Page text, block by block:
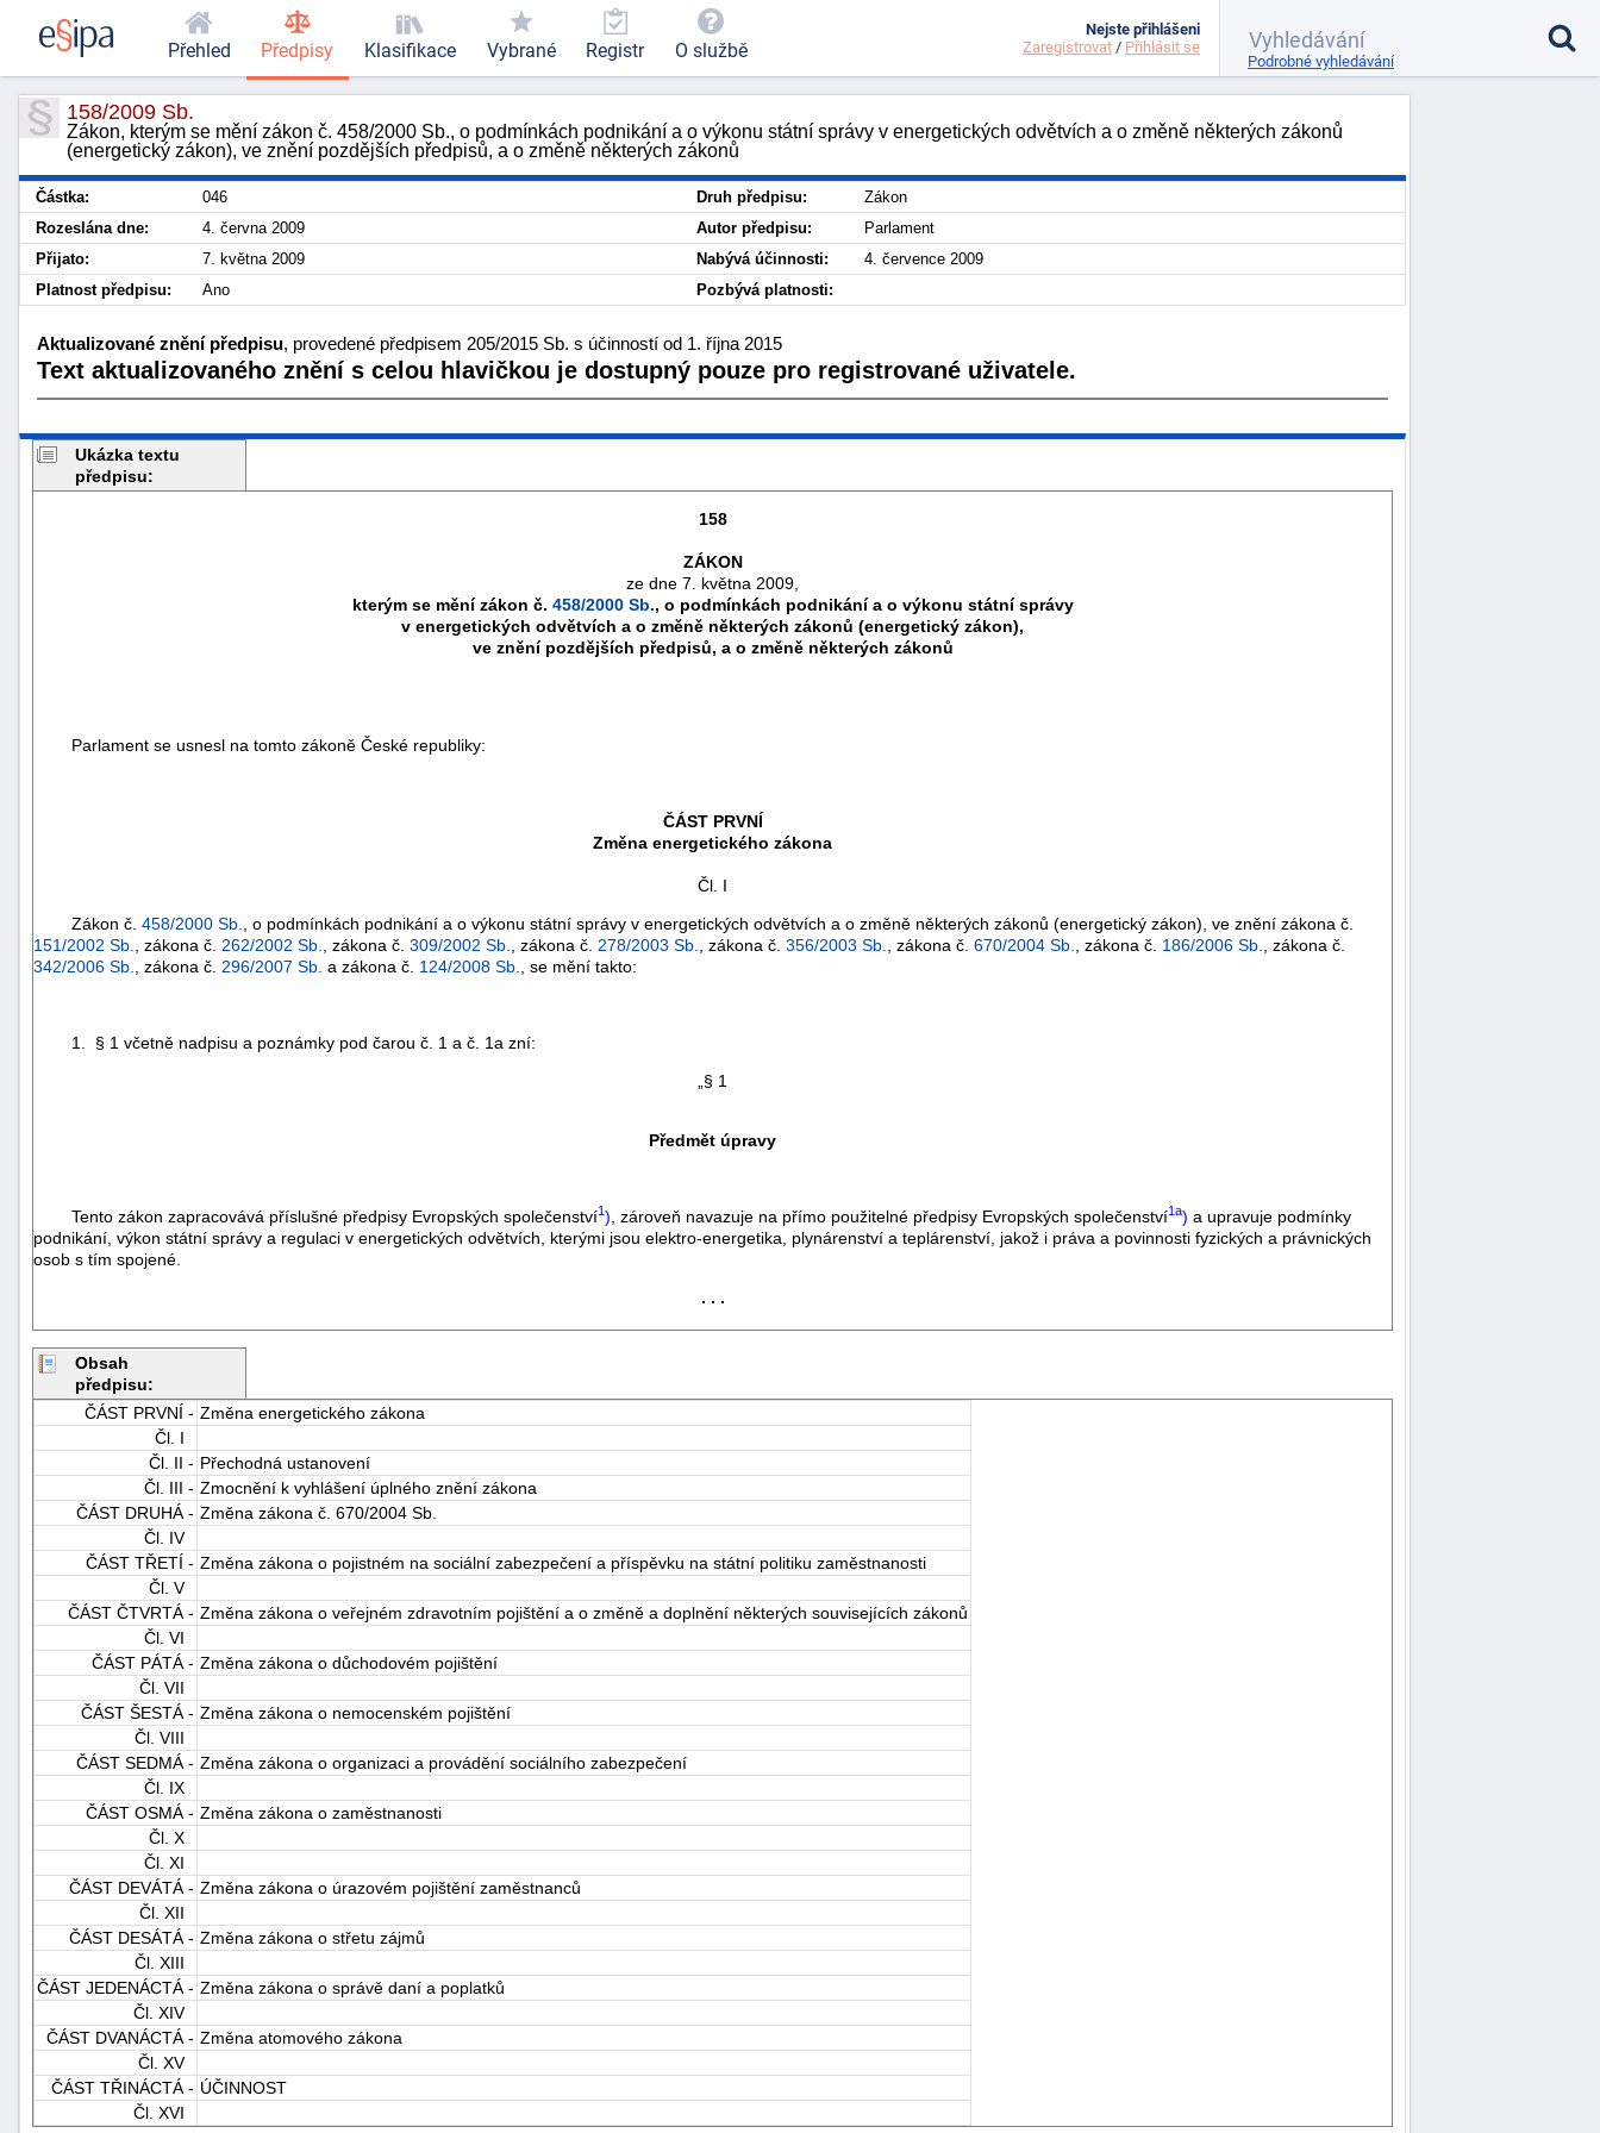
158/2009 Sb.
Zákon, kterým se mění zákon č. 458/2000 Sb., o podmínkách podnikání a o výkonu státní správy v energetických odvětvích a o změně některých zákonů
(energetický zákon), ve znění pozdějších předpisů, a o změně některých zákonů
Částka: 046 Druh předpisu:
Zákon
Rozeslána dne:
4. června 2009 Autor předpisu:
Parlament
Přijato:
7. května 2009 Nabývá účinnosti:
4. července 2009
Platnost předpisu:
Ano Pozbývá platnosti:
Aktualizované znění předpisu, provedené předpisem 205/2015 Sb. s účinností od 1. října 2015
Text aktualizovaného znění s celou hlavičkou je dostupný pouze pro registrované uživatele.
Ukázka textu
předpisu:
158
ZÁKON
ze dne 7. května 2009,
kterým se mění zákon č. 458/2000 Sb., o podmínkách podnikání a o výkonu státní správy
v energetických odvětvích a o změně některých zákonů (energetický zákon),
ve znění pozdějších předpisů, a o změně některých zákonů
Parlament se usnesl na tomto zákoně České republiky:
ČÁST PRVNÍ
Změna energetického zákona
Čl. I
Zákon č. 458/2000 Sb.
, o podmínkách podnikání a o výkonu státní správy v energetických odvětvích a o změně některých zákonů (energetický zákon), ve znění zákona č.
151/2002 Sb.
, zákona č. 262/2002 Sb. , zákona č. 309/2002 Sb. , zákona č. 278/2003 Sb. , zákona č. 356/2003 Sb. , zákona č. 670/2004 Sb. , zákona č. 186/2006 Sb.
, zákona č.
342/2006 Sb.
, zákona č. 296/2007 Sb. a zákona č. 124/2008 Sb. , se mění takto:
1. § 1 včetně nadpisu a poznámky pod čarou č. 1 a č. 1a zní:
„§ 1
Předmět úpravy
Tento zákon zapracovává příslušné předpisy Evropských společenství1 ) , zároveň navazuje na přímo použitelné předpisy Evropských společenství1a) a upravuje podmínky
podnikání, výkon státní správy a regulaci v energetických odvětvích, kterými jsou elektro-energetika, plynárenství a teplárenství, jakož i práva a povinnosti fyzických a právnických
osob s tím spojené.
. . .
Obsah
předpisu:
ČÁST PRVNÍ - Změna energetického zákona
Čl. I
Čl. II - Přechodná ustanovení
Čl. III - Zmocnění k vyhlášení úplného znění zákona
ČÁST DRUHÁ - Změna zákona č. 670/2004 Sb.
Čl. IV
ČÁST TŘETÍ - Změna zákona o pojistném na sociální zabezpečení a příspěvku na státní politiku zaměstnanosti
Čl. V
ČÁST ČTVRTÁ - Změna zákona o veřejném zdravotním pojištění a o změně a doplnění některých souvisejících zákonů
Čl. VI
ČÁST PÁTÁ - Změna zákona o důchodovém pojištění
Čl. VII
ČÁST ŠESTÁ - Změna zákona o nemocenském pojištění
Čl. VIII
ČÁST SEDMÁ - Změna zákona o organizaci a provádění sociálního zabezpečení
Čl. IX
ČÁST OSMÁ - Změna zákona o zaměstnanosti
Čl. X
Čl. XI
ČÁST DEVÁTÁ - Změna zákona o úrazovém pojištění zaměstnanců
Čl. XII
ČÁST DESÁTÁ - Změna zákona o střetu zájmů
Čl. XIII
ČÁST JEDENÁCTÁ - Změna zákona o správě daní a poplatků
Čl. XIV
ČÁST DVANÁCTÁ - Změna atomového zákona
Čl. XV
ČÁST TŘINÁCTÁ - ÚČINNOST
Čl. XVI
Přehled Předpisy Klasifikace Vybrané Registr O službě
Nejste přihlášeni
Zaregistrovat / Přihlásit se
Podrobné vyhledávání